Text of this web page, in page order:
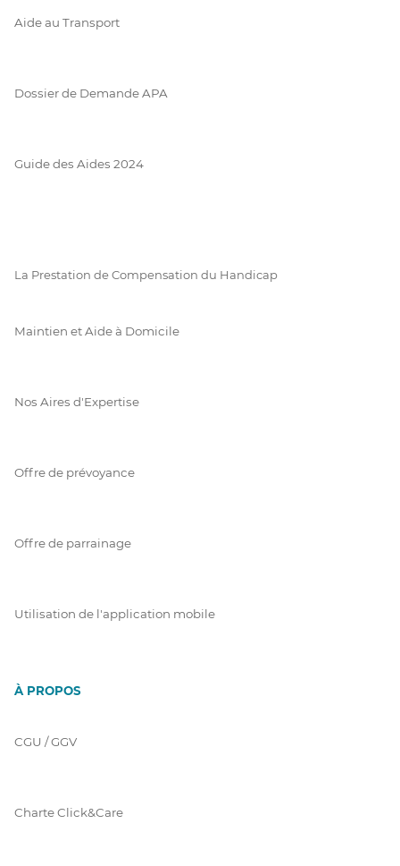
Aide au Transport
Dossier de Demande APA
Guide des Aides 2024
La Prestation de Compensation du Handicap
Maintien et Aide à Domicile
Nos Aires d'Expertise
Offre de prévoyance
Offre de parrainage
Utilisation de l'application mobile
À PROPOS
CGU / GGV
Charte Click&Care